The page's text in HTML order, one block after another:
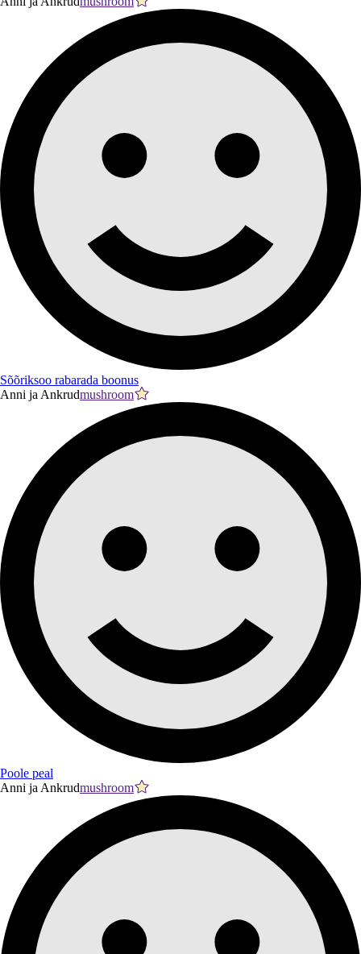
Sõõriksoo rabarada boonus
Anni ja Ankrudmushroom
Poole peal
Anni ja Ankrudmushroom